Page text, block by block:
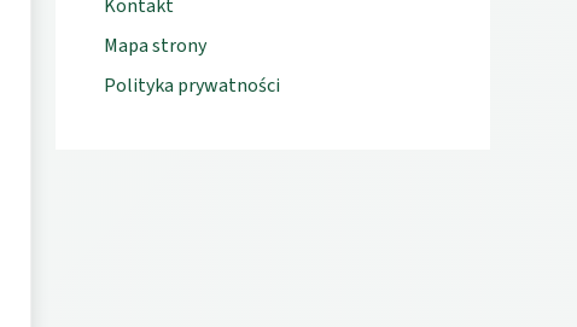
Kontakt
Mapa strony
Polityka prywatności